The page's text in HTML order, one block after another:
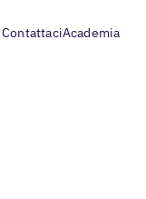
ContattaciAcademia